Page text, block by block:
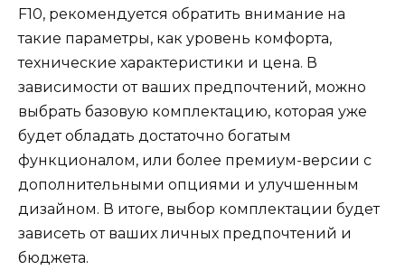
F10, рекомендуется обратить внимание на
такие параметры, как уровень комфорта,
технические характеристики и цена. В
зависимости от ваших предпочтений, можно
выбрать базовую комплектацию, которая уже
будет обладать достаточно богатым
функционалом, или более премиум-версии с
дополнительными опциями и улучшенным
дизайном. В итоге, выбор комплектации будет
зависеть от ваших личных предпочтений и
бюджета.